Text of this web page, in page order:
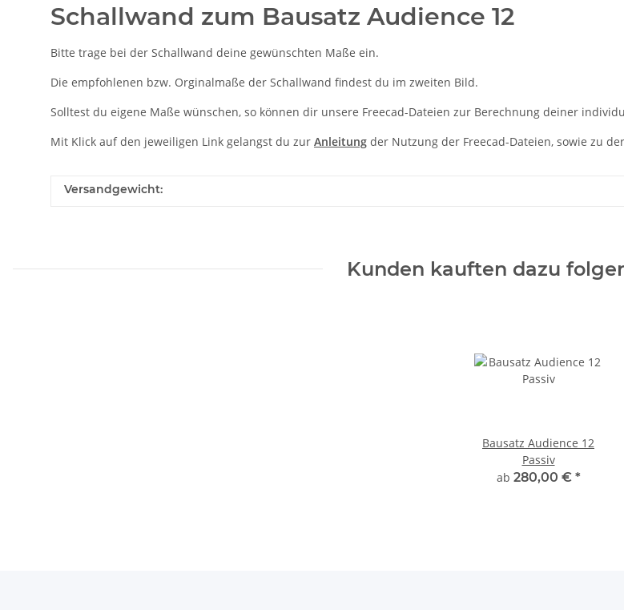
Schallwand zum Bausatz Audience 12
Bitte trage bei der Schallwand deine gewünschten Maße ein.
Die empfohlenen bzw. Orginalmaße der Schallwand findest du im zweiten Bild.
Solltest du eigene Maße wünschen, so können dir unsere Freecad-Dateien zur Berechnung deiner
Mit Klick auf den jeweiligen Link gelangst du zur Anleitung der Nutzung der Freecad-Dateien, sowie zu der
Versandgewicht:
Kunden kauften dazu
Bausatz Audience 12
Passiv
ab 280,00 € *